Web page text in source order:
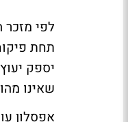
לפי
תחת
שאינו
אפסלון